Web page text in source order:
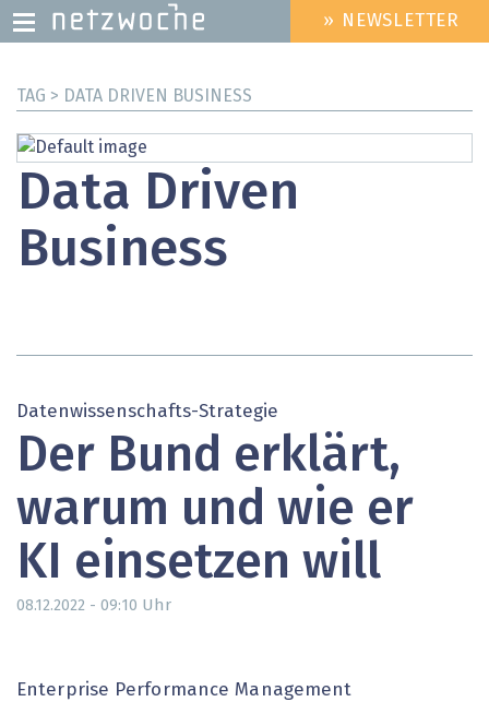
zum
HEADER
MENU
» NEWSLETTER
TAG > DATA DRIVEN BUSINESS
Data Driven
Business
Datenwissenschafts-Strategie
Der Bund erklärt,
warum und wie er
KI einsetzen will
08.12.2022 - 09:10 Uhr
Enterprise Performance Management